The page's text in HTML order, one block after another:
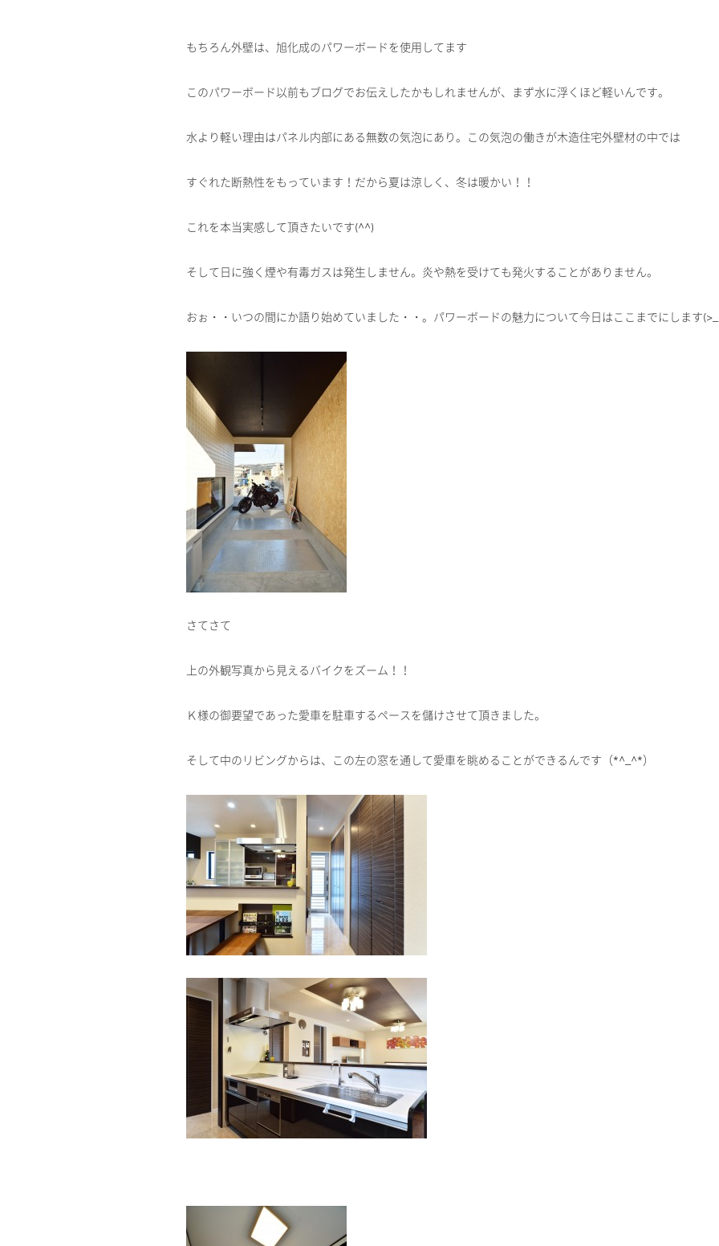
もちろん外壁は、旭化成のパワーボードを使用してます
このパワーボード以前もブログでお伝えしたかもしれませんが、まず水に浮くほど軽いんです。
水より軽い理由はパネル内部にある無数の気泡にあり。この気泡の働きが木造住宅外壁材の中では
すぐれた断熱性をもっています！だから夏は涼しく、冬は暖かい！！
これを本当実感して頂きたいです(^^)
そして日に強く煙や有毒ガスは発生しません。炎や熱を受けても発火することがありません。
おぉ・・いつの間にか語り始めていました・・。パワーボードの魅力について今日はここまでにします
さてさて
上の外観写真から見えるバイクをズーム！！
Ｋ様の御要望であった愛車を駐車するペースを儲けさせて頂きました。
そして中のリビングからは、この左の窓を通して愛車を眺めることができるんです（*^_^*）